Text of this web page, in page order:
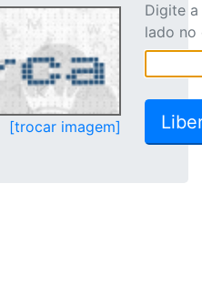
[trocar imagem]
Digite
lado no